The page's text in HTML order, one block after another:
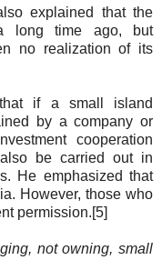
explained that the
long time ago, but
no realization of its
if a small island
by a company or
cooperation
be carried out in
He emphasized that
However, those who
permission.[5]
not owning, small